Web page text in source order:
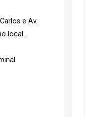
e Av.
local.